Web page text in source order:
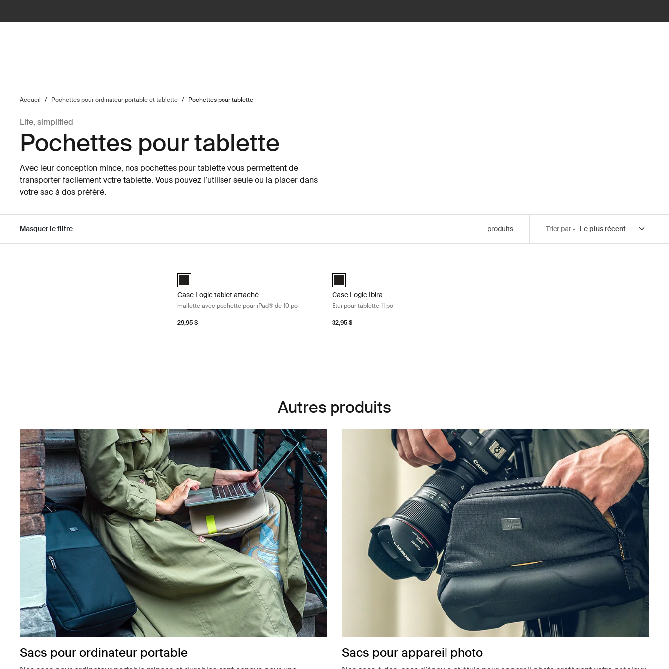
Accueil / Pochettes pour ordinateur portable et tablette / Pochettes pour tablette
Life, simplified
Pochettes pour tablette
Avec leur conception mince, nos pochettes pour tablette vous permettent de
transporter facilement votre tablette. Vous pouvez l’utiliser seule ou la placer dans
votre sac à dos préféré.
Masquer le filtre produits Trier par -
Case Logic iPad 10" Tablet Attaché with Pocket Noir (selected)
Case Logic tablet attaché
mallette avec pochette pour iPad® de 10 po
29,95 $
Case Logic Ibira Laptop Sleeve Noir (selected)
Case Logic Ibira
Étui pour tablette 11 po
32,95 $
Autres produits
Sacs pour ordinateur portable Sacs pour appareil photo